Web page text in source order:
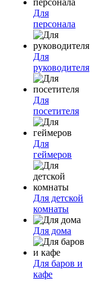
Для
персонала
Для
руководителя
Для
посетителя
Для
геймеров
Для детской
комнаты
Для дома
Для баров и
кафе